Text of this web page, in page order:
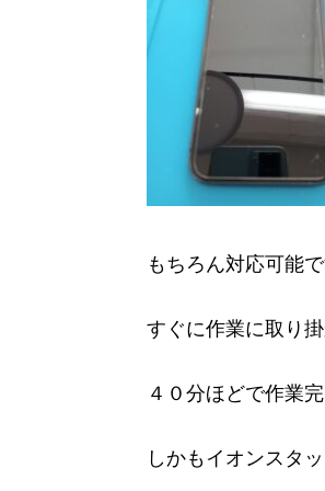
もちろん対応可能
すぐに作業に取り掛
４０分ほどで作業
しかもイオンスタ